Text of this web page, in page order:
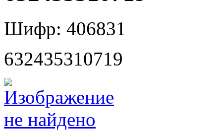
Шифр: 406831
632435310719